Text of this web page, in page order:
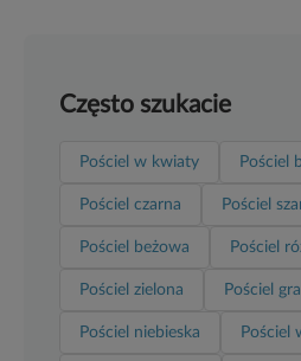
Często szukacie
Pościel w kwiaty Pościel
Pościel czarna Pościel
Pościel beżowa Pościel
Pościel zielona Pościel
Pościel niebieska Pościel